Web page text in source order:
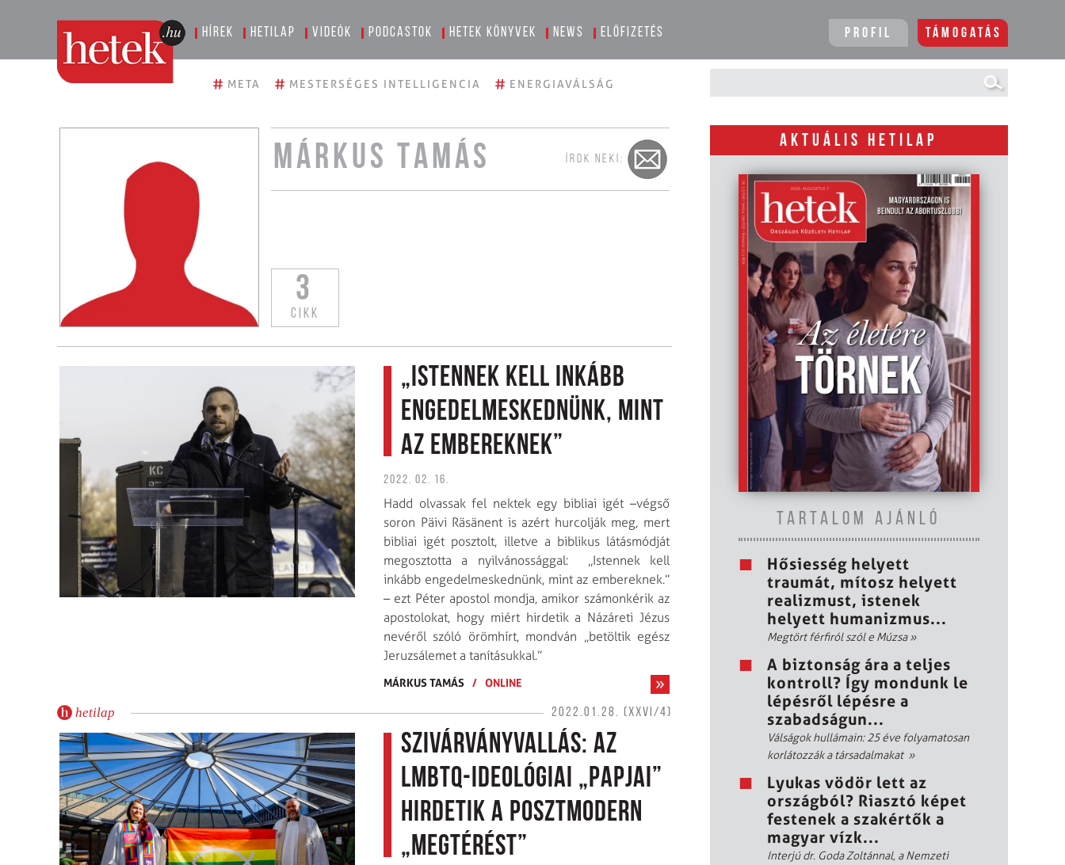
Hírek Hetilap Videók Podcastok Hetek könyvek News Előfizetés Profil Támogatás
# META # MESTERSÉGES INTELLIGENCIA # ENERGIAVÁLSÁG
MÁRKUS TAMÁS ÍROK NEKI:
3
CIKK
„Istennek kell inkább
engedelmeskednünk, mint
az embereknek”
2022. 02. 16.
Hadd olvassak fel nektek egy bibliai igét –végső
soron Päivi Räsänent is azért hurcolják meg, mert
bibliai igét posztolt, illetve a biblikus látásmódját
megosztotta a nyilvánossággal: „Istennek kell
inkább engedelmeskednünk, mint az embereknek.”
– ezt Péter apostol mondja, amikor számonkérik az
apostolokat, hogy miért hirdetik a Názáreti Jézus
nevéről szóló örömhírt, mondván „betöltik egész
Jeruzsálemet a tanításukkal.”
MÁRKUS TAMÁS / ONLINE
hetilap 2022.01.28. (XXVI/4)
Szivárványvallás: az
LMBTQ-ideológiai „papjai”
hirdetik a posztmodern
„megtérést”
AKTUÁLIS HETILAP
TARTALOM AJÁNLÓ
Hősiesség helyett
traumát, mítosz helyett
realizmust, istenek
helyett humanizmus...
Megtört férfiról szól e Múzsa»
A biztonság ára a teljes
kontroll? Így mondunk le
lépésről lépésre a
szabadságun...
Válságok hullámain: 25 éve folyamatosan
korlátozzák a társadalmakat »
Lyukas vödör lett az
országból? Riasztó képet
festenek a szakértők a
magyar vízk...
Interjú dr. Goda Zoltánnal, a Nemzeti